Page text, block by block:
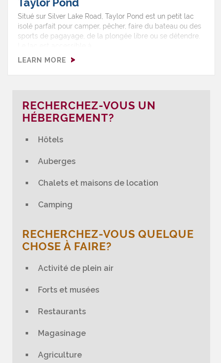
Taylor Pond
Situé sur Silver Lake Road, Taylor Pond est un petit lac
isolé parfait pour camper, pêcher, faire du bateau ou des
sports de pagayage, de la plongée libre ou se détendre.
l'année.ServicesPêcheBateauSports de
pédestreObservation des oiseaux
LEARN MORE
RECHERCHEZ-VOUS UN
HÉBERGEMENT?
Hôtels
Auberges
Chalets et maisons de location
Camping
RECHERCHEZ-VOUS QUELQUE
CHOSE À FAIRE?
Activité de plein air
Forts et musées
Restaurants
Magasinage
Agriculture